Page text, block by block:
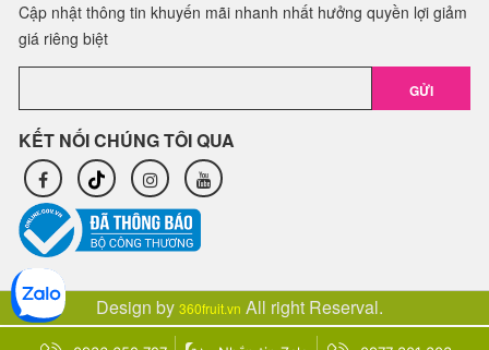
Cập nhật thông tin khuyến mãi nhanh nhất hưởng quyền lợi giảm
giá riêng biệt
GỬI
KẾT NỐI CHÚNG TÔI QUA
Design by 360fruit.vn All right Reserval.